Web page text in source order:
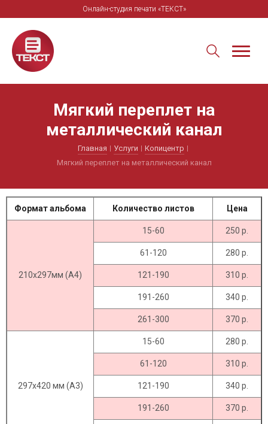
Онлайн-студия печати «ТЕКСТ»
Мягкий переплет на
металлический канал
Главная Услуги
Копицентр
Мягкий переплет на металлический канал
Формат альбома Количество листов Цена
210х297мм (А4)
15-60 250 р.
61-120 280 р.
121-190 310 р.
191-260 340 р.
261-300 370 р.
297х420 мм (А3)
15-60 280 р.
61-120 310 р.
121-190 340 р.
191-260 370 р.